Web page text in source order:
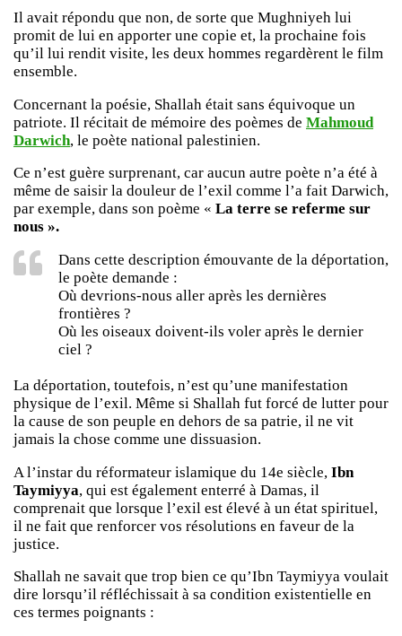
Il avait répondu que non, de sorte que Mughniyeh lui
promit de lui en apporter une copie et, la prochaine fois
qu’il lui rendit visite, les deux hommes regardèrent le film
ensemble.
Concernant la poésie, Shallah était sans équivoque un
patriote. Il récitait de mémoire des poèmes de Mahmoud
Darwich, le poète national palestinien.
Ce n’est guère surprenant, car aucun autre poète n’a été à
même de saisir la douleur de l’exil comme l’a fait Darwich,
par exemple, dans son poème « La terre se referme sur
nous ».
Dans cette description émouvante de la déportation,
le poète demande :
Où devrions-nous aller après les dernières
frontières ?
Où les oiseaux doivent-ils voler après le dernier
ciel ?
La déportation, toutefois, n’est qu’une manifestation
physique de l’exil. Même si Shallah fut forcé de lutter pour
la cause de son peuple en dehors de sa patrie, il ne vit
jamais la chose comme une dissuasion.
A l’instar du réformateur islamique du 14e siècle, Ibn
Taymiyya, qui est également enterré à Damas, il
comprenait que lorsque l’exil est élevé à un état spirituel,
il ne fait que renforcer vos résolutions en faveur de la
justice.
Shallah ne savait que trop bien ce qu’Ibn Taymiyya voulait
dire lorsqu’il réfléchissait à sa condition existentielle en
ces termes poignants :